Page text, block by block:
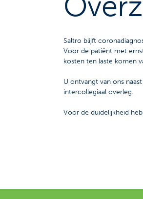
Saltro blijft
Voor de patiënt met
kosten ten laste komen
U ontvangt van ons
intercollegiaal overleg.
Voor de duidelijkheid